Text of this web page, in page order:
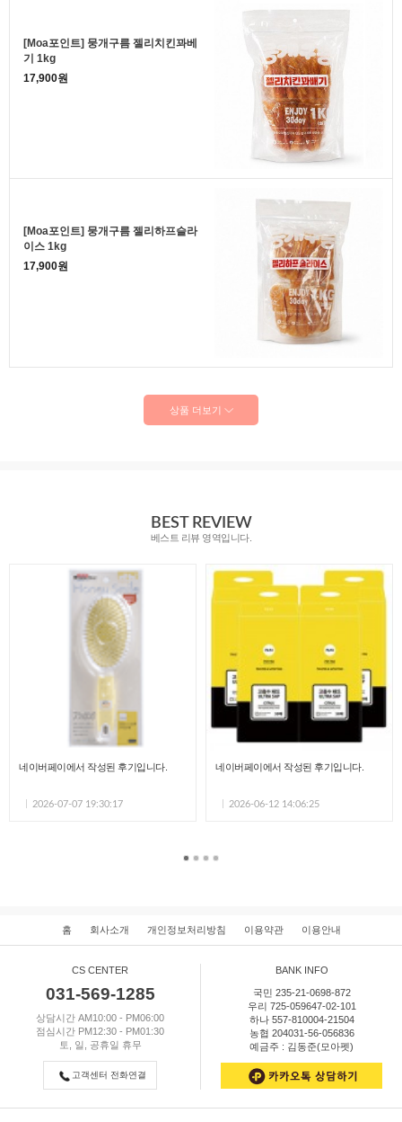
[Moa포인트] 뭉개구름 젤리치킨꽈베
기 1kg
17,900원
[Moa포인트] 뭉개구름 젤리하프슬라
이스 1kg
17,900원
상품 더보기
BEST REVIEW
베스트 리뷰 영역입니다.
네이버페이에서 작성된 후기입니다.
2026-07-07 19:30:17
네이버페이에서 작성된 후기입니다.
2026-06-12 14:06:25
홈 회사소개 개인정보처리방침 이용약관 이용안내
CS CENTER
031-569-1285
상담시간 AM10:00 - PM06:00
점심시간 PM12:30 - PM01:30
토, 일, 공휴일 휴무
고객센터 전화연결
BANK INFO
국민 235-21-0698-872
우리 725-059647-02-101
하나 557-810004-21504
농협 204031-56-056836
예금주 : 김동준(모아펫)